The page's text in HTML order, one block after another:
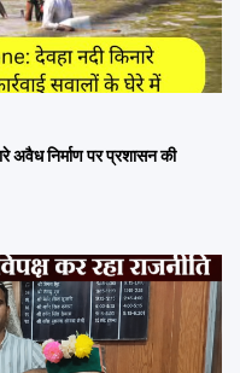
निर्माण पर प्रशासन की